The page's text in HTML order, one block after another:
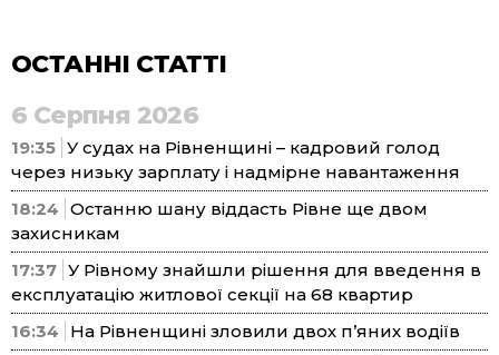
ОСТАННІ СТАТТІ
6 Серпня 2026
19:35 У судах на Рівненщині – кадровий голод
через низьку зарплату і надмірне навантаження
18:24 Останню шану віддасть Рівне ще двом
захисникам
17:37 У Рівному знайшли рішення для введення в
експлуатацію житлової секції на 68 квартир
16:34
На Рівненщині зловили двох п’яних водіїв